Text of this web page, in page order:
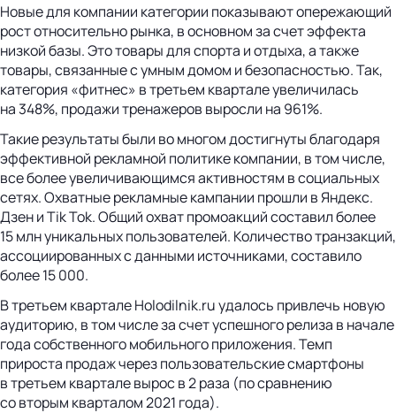
Новые для компании категории показывают опережающий
рост относительно рынка, в основном за счет эффекта
низкой базы. Это товары для спорта и отдыха, а также
товары, связанные с умным домом и безопасностью. Так,
категория «фитнес» в третьем квартале увеличилась
на 348%, продажи тренажеров выросли на 961%.
Такие результаты были во многом достигнуты благодаря
эффективной рекламной политике компании, в том числе,
все более увеличивающимся активностям в социальных
сетях. Охватные рекламные кампании прошли в Яндекс.
Дзен и Tik Tok. Общий охват промоакций составил более
15 млн уникальных пользователей. Количество транзакций,
ассоциированных с данными источниками, составило
более 15 000.
В третьем квартале Holodilnik.ru удалось привлечь новую
аудиторию, в том числе за счет успешного релиза в начале
года собственного мобильного приложения. Темп
прироста продаж через пользовательские смартфоны
в третьем квартале вырос в 2 раза (по сравнению
со вторым кварталом 2021 года).